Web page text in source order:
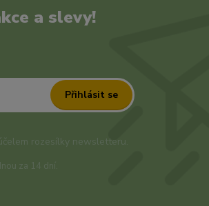
a slevy!
Přihlásit se
rozesílky newsletteru.
za 14 dní.